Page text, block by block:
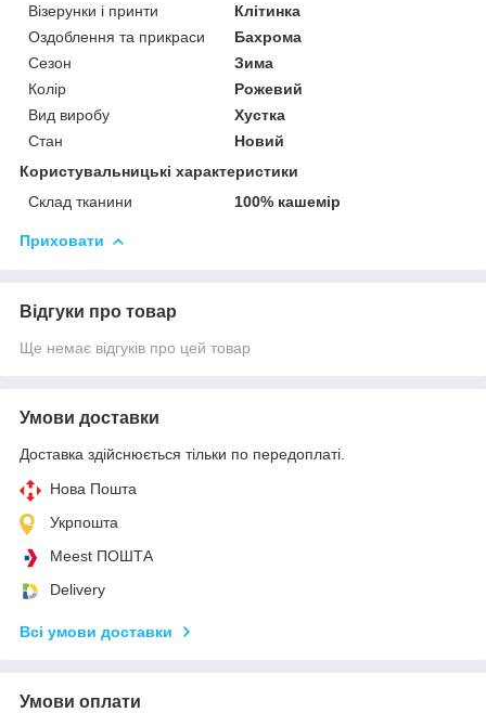
Візерунки і принти
Клітинка
Оздоблення та прикраси
Бахрома
Сезон
Зима
Колір
Рожевий
Вид виробу
Хустка
Стан
Новий
Користувальницькі характеристики
Склад тканини
100% кашемір
Приховати
Відгуки про товар
Ще немає відгуків про цей товар
Умови доставки
Доставка здійснюється тільки по передоплаті.
Нова Пошта
Укрпошта
Meest ПОШТА
Delivery
Всі умови доставки
Умови оплати